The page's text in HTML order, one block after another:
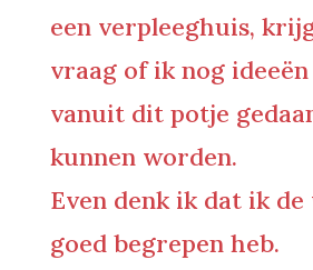
een verpleeghuis,
vraag of ik nog
vanuit dit potje
kunnen worden.
Even denk ik dat ik
goed begrepen heb.